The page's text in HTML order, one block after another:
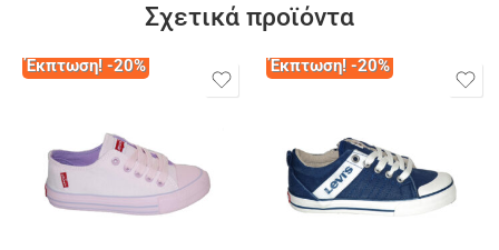
Σχετικά προϊόντα
Έκπτωση! -20% Έκπτωση! -20%